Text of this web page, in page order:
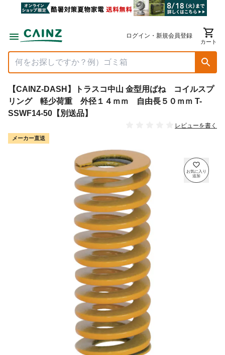
ログイン・新規会員登録
カート
【CAINZ-DASH】トラスコ中山 金型用ばね コイルスプ
リング 軽少荷重 外径１４ｍｍ 自由長５０ｍｍ T-
SSWF14-50【別送品】
レビューを書く
メーカー直送